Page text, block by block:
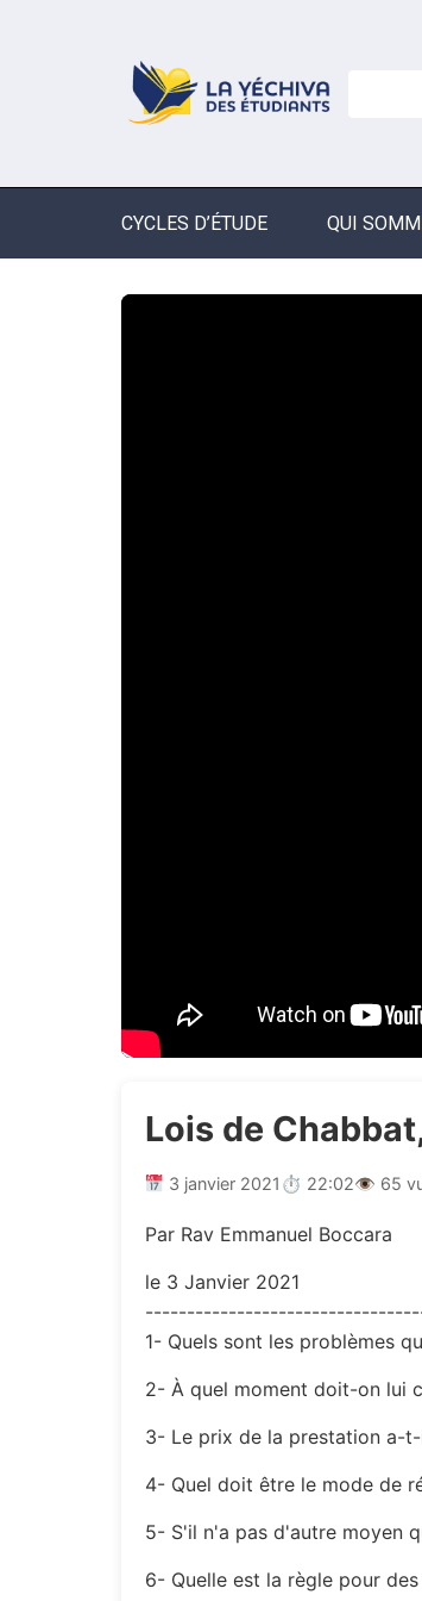
CYCLES D’ÉTUDE QUI
Lois de
3 janvier 2021 ⏱ 22:02👁 65
Par Rav Emmanuel Boccara
le 3 Janvier 2021
1- Quels sont les problèmes
2- À quel moment doit-on lui
3- Le prix de la prestation a-
4- Quel doit être le mode de
5- S'il n'a pas d'autre moyen
6- Quelle est la règle pour